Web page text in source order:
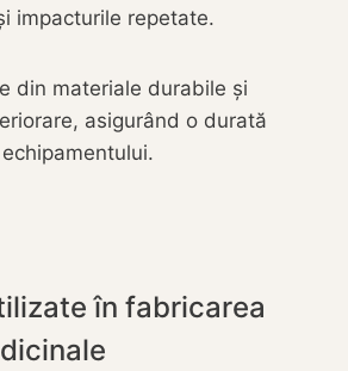
impacturile repetate.
din materiale durabile și
asigurând o durată
în fabricarea